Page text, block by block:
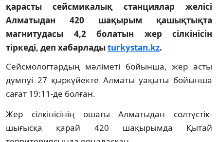
қарасты сейсмикалық станциялар желісі
Алматыдан 420 шақырым қашықтықта
магнитудасы 4,2 болатын жер сілкінісін
тіркеді, деп хабарладыturkystan.kz.
Сейсмологтардың мәліметі бойынша, жер асты
дүмпуі 27 қыркүйекте Алматы уақыты бойынша
сағат 19:11-де болған.
Жер сілкінісінің ошағы Алматыдан солтүстік-
шығысқа қарай 420 шақырымда Қытай